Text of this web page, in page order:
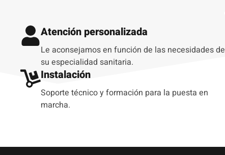
Atención personalizada
Le aconsejamos en función de las necesidades de
su especialidad sanitaria.
Instalación
Soporte técnico y formación para la puesta en
marcha.